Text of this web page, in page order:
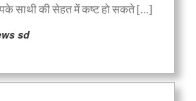
साथी की सेहत में कष्ट हो सकते […]
sd